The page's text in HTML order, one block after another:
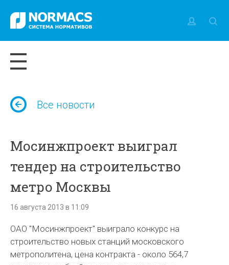
Все новости
Мосинжпроект выиграл
тендер на строительство
метро Москвы
16 августа 2013 в 11:09
ОАО "Мосинжпроект" выиграло конкурс на
строительство новых станций московского
метрополитена, цена контракта - около 564,7